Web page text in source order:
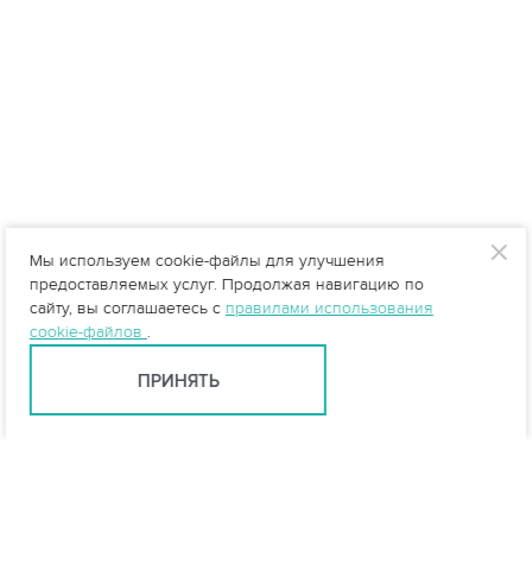
Мы используем cookie-файлы для улучшения
предоставляемых услуг. Продолжая навигацию по
сайту, вы соглашаетесь с правилами использования
cookie-файлов .
ПРИНЯТЬ